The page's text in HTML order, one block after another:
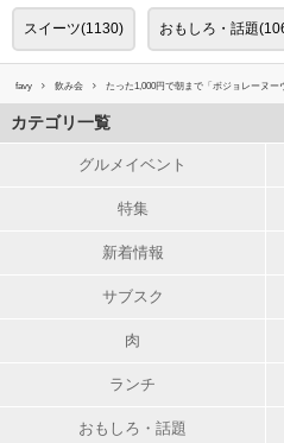
スイーツ(1130) おもしろ・話題
favy 飲み会 たった1,000円で朝まで「ボジョレーヌー
カテゴリ一覧
グルメイベント
特集
新着情報
サブスク
肉
ランチ
おもしろ・話題